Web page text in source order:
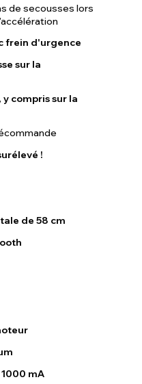
de secousses lors
frein d'urgence
sur la
compris sur la
!
de 58 cm
mA